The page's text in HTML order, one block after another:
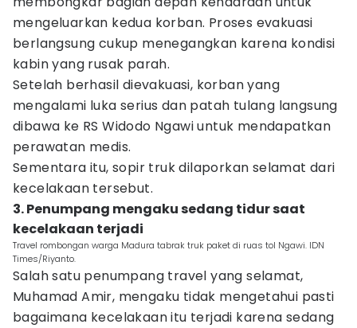
mengeluarkan kedua korban. Proses evakuasi
berlangsung cukup menegangkan karena kondisi
kabin yang rusak parah.
Setelah berhasil dievakuasi, korban yang
mengalami luka serius dan patah tulang langsung
dibawa ke RS Widodo Ngawi untuk mendapatkan
perawatan medis.
Sementara itu, sopir truk dilaporkan selamat dari
kecelakaan tersebut.
3. Penumpang mengaku sedang tidur saat
kecelakaan terjadi
Travel rombongan warga Madura tabrak truk paket di ruas tol Ngawi. IDN
Times/Riyanto.
Salah satu penumpang travel yang selamat,
Muhamad Amir, mengaku tidak mengetahui pasti
bagaimana kecelakaan itu terjadi karena sedang